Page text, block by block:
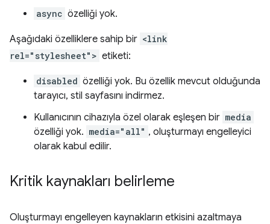
async özelliği yok.
Aşağıdaki özelliklere sahip bir <link
rel="stylesheet"> etiketi:
disabled özelliği yok. Bu özellik mevcut olduğunda
tarayıcı, stil sayfasını indirmez.
Kullanıcının cihazıyla özel olarak eşleşen bir media
özelliği yok. media="all" , oluşturmayı engelleyici
olarak kabul edilir.
Kritik kaynakları belirleme
Oluşturmayı engelleyen kaynakların etkisini azaltmaya